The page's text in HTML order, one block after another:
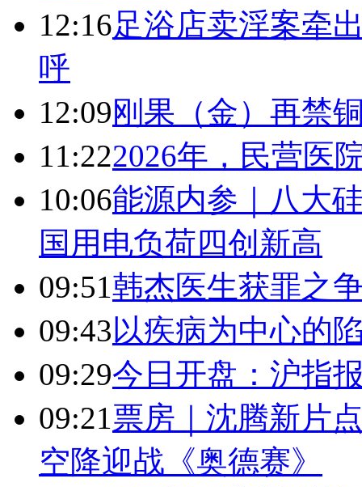
12:16足浴店卖淫案牵
呼
12:09刚果（金）再禁
11:222026年，民营医
10:06能源内参｜八大
国用电负荷四创新高
09:51韩杰医生获罪之
09:43以疾病为中心的
09:29今日开盘：沪指
09:21票房｜沈腾新片
空降迎战《奥德赛》